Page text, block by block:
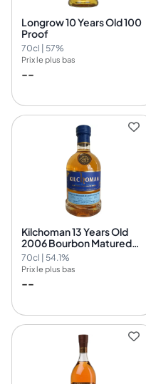
Longrow 10 Years Old 100
Proof
70cl | 57%
Prix le plus bas
--
Kilchoman 13 Years Old
2006 Bourbon Matured
Single Cask Nr.175/2006
70cl | 54.1%
Prix le plus bas
--